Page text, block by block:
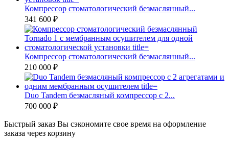
Компрессор стоматологический безмаслянный...
341 600 ₽
Компрессор стоматологический безмаслянный...
210 000 ₽
Duo Tandem безмасляный компрессор с 2...
700 000 ₽
Быстрый заказ Вы сэкономите свое время на оформление
заказа через корзину